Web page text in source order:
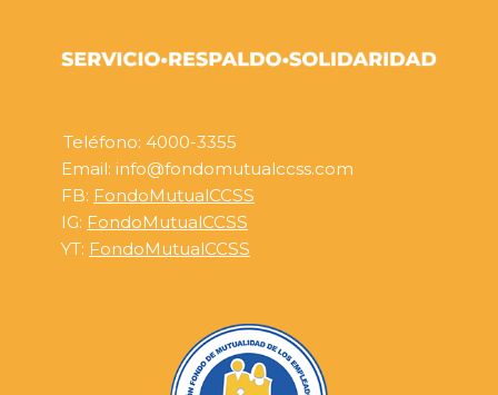
Teléfono: 4000-3355
Email: info@fondomutualccss.com
FB: FondoMutualCCSS
IG: FondoMutualCCSS
YT: FondoMutualCCSS